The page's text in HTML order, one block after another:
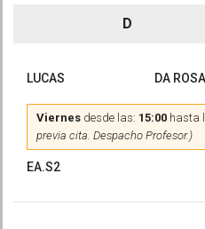
D
LUCAS DA
Viernes desde las: 15:00 hasta
previa cita. Despacho Profesor.)
EA.S2